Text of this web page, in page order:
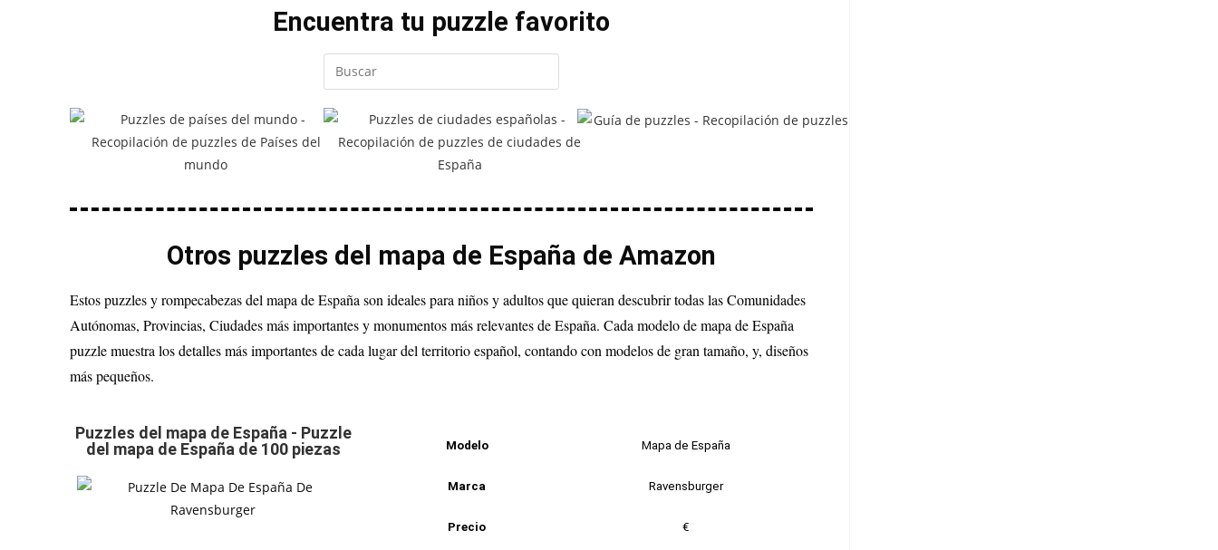
Encuentra tu puzzle favorito
Otros puzzles del mapa de España de Amazon
Estos puzzles y rompecabezas del mapa de España son ideales para niños y adultos que quieran descubrir todas las Comunidades
Autónomas, Provincias, Ciudades más importantes y monumentos más relevantes de España. Cada modelo de mapa de España
puzzle muestra los detalles más importantes de cada lugar del territorio español, contando con modelos de gran tamaño, y, diseños
más pequeños.
Puzzles del mapa de España - Puzzle
del mapa de España de 100 piezas
Modelo Mapa de España
Marca Ravensburger
Precio €